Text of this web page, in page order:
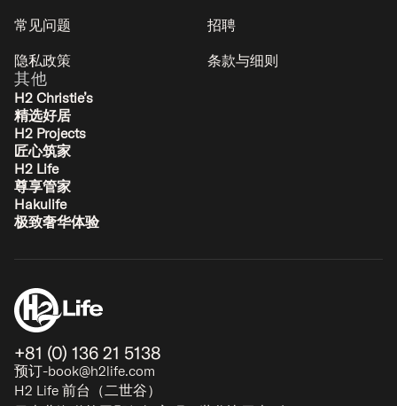
Asanagi
比罗夫 - 二世谷
2-9
经典
常见问题
招聘
隐私政策
条款与细则
其他
H2 Christie’s
精选好居
H2 Projects
匠心筑家
H2 Life
尊享管家
Hakulife
极致奢华体验
+81 (0) 136 21 5138
预订-book@h2life.com
H2 Life 前台（二世谷）